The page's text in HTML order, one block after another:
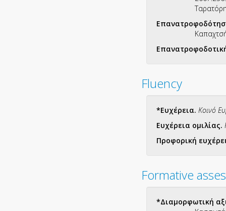
Fluency
*Ευχέρεια. Κοινό
Ευχέρεια ομιλίας.
Προφορική
Formative
*Διαμορφωτική